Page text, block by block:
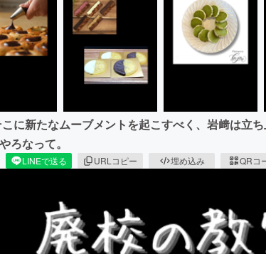
に新たなムーブメントを起こすべく、岩﨑は立
ろなって。
LINEで送る URLコピー 埋め込み QRコ